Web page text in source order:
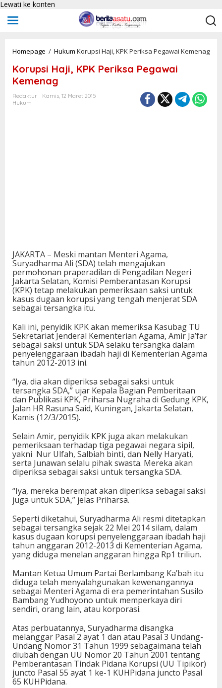
Lewati ke konten
Homepage / Hukum Korupsi Haji, KPK Periksa Pegawai Kemenag
Korupsi Haji, KPK Periksa Pegawai
Kemenag
Redaktur
Kamis, 12 Maret 2015
Hukum
JAKARTA – Meski mantan Menteri Agama,
Suryadharma Ali (SDA) telah mengajukan
permohonan praperadilan di Pengadilan Negeri
Jakarta Selatan, Komisi Pemberantasan Korupsi
(KPK) tetap melakukan pemeriksaan saksi untuk
kasus dugaan korupsi yang tengah menjerat SDA
sebagai tersangka itu.
Kali ini, penyidik KPK akan memeriksa Kasubag TU
Sekretariat Jenderal Kementerian Agama, Amir Ja’far
sebagai saksi untuk SDA selaku tersangka dalam
penyelenggaraan ibadah haji di Kementerian Agama
tahun 2012-2013 ini.
“Iya, dia akan diperiksa sebagai saksi untuk
tersangka SDA,” ujar Kepala Bagian Pemberitaan
dan Publikasi KPK, Priharsa Nugraha di Gedung KPK,
Jalan HR Rasuna Said, Kuningan, Jakarta Selatan,
Kamis (12/3/2015).
Selain Amir, penyidik KPK juga akan melakukan
pemeriksaan terhadap tiga pegawai negara sipil,
yakni Nur Ulfah, Salbiah binti, dan Nelly Haryati,
serta Junawan selalu pihak swasta. Mereka akan
diperiksa sebagai saksi untuk tersangka SDA.
“Iya, mereka berempat akan diperiksa sebagai saksi
juga untuk SDA,” jelas Priharsa.
Seperti diketahui, Suryadharma Ali resmi ditetapkan
sebagai tersangka sejak 22 Mei 2014 silam, dalam
kasus dugaan korupsi penyelenggaraan ibadah haji
tahun anggaran 2012-2013 di Kementerian Agama,
yang diduga menelan anggaran hingga Rp1 triliun.
Mantan Ketua Umum Partai Berlambang Ka’bah itu
diduga telah menyalahgunakan kewenangannya
sebagai Menteri Agama di era pemerintahan Susilo
Bambang Yudhoyono untuk memperkaya diri
sendiri, orang lain, atau korporasi.
Atas perbuatannya, Suryadharma disangka
melanggar Pasal 2 ayat 1 dan atau Pasal 3 Undang-
Undang Nomor 31 Tahun 1999 sebagaimana telah
diubah dengan UU Nomor 20 Tahun 2001 tentang
Pemberantasan Tindak Pidana Korupsi (UU Tipikor)
juncto Pasal 55 ayat 1 ke-1 KUHPidana juncto Pasal
65 KUHPidana.